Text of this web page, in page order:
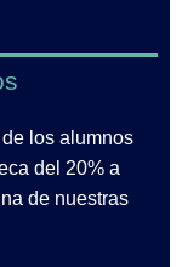
los alumnos
del 20% a
de nuestras